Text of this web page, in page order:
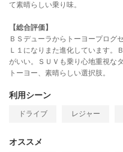
て素晴らしい乗り味。
【総合評価】
ＢＳデューラからトーヨープログ
Ｌ１になりまた進化しています。
がいい。ＳＵＶも乗り心地重視な
トーヨー、素晴らしい選択肢。
利用シーン
ドライブ レジャー
オススメ